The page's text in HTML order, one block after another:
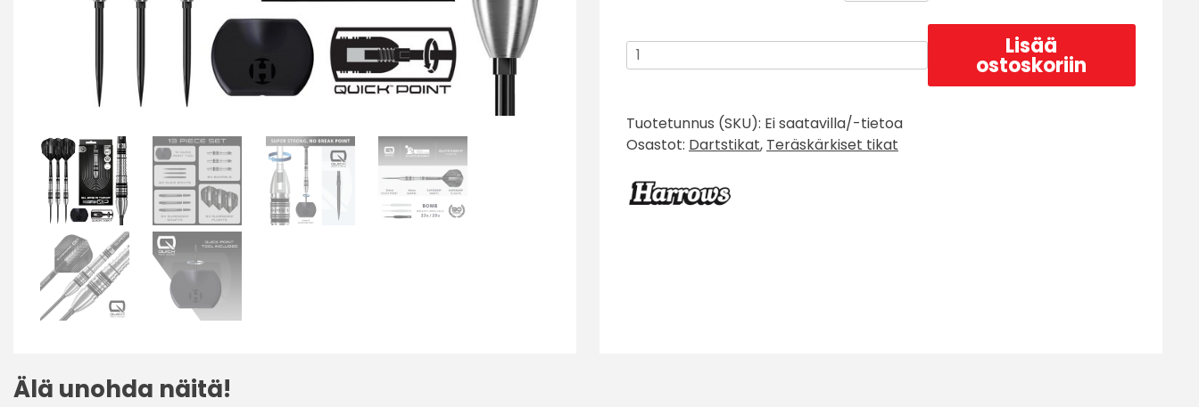
Harrows
Supergrip
Quick
Point
määrä
Lisää
ostoskoriin
Tuotetunnus (SKU): Ei saatavilla/-tietoa
Osastot: Dartstikat, Teräskärkiset tikat
Älä unohda näitä!